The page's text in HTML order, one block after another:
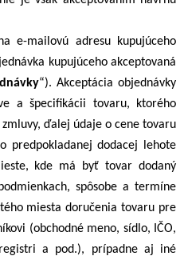
e-mailovú adresu kupujúceho
kupujúceho akceptovaná
“). Akceptácia objednávky
a špecifikácii tovaru, ktorého
ďalej údaje o cene tovaru
predpokladanej dodacej lehote
kde má byť tovar dodaný
spôsobe a termíne
miesta doručenia tovaru pre
(obchodné meno, sídlo, IČO,
a pod.), prípadne aj iné